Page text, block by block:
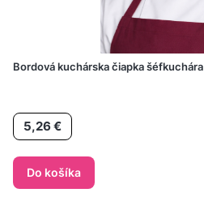
Bordová kuchárska čiapka šéfkuchára
Cena
5,26 €
Do košíka